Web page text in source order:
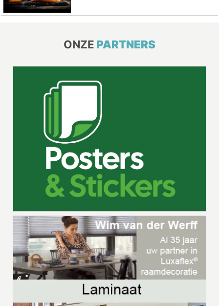
ONZE PARTNERS